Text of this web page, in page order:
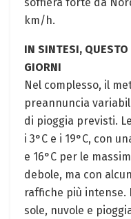
km/h.
IN SINTESI, QUESTO
GIORNI
Nel complesso, il
preannuncia
di pioggia previsti.
i 3°C e i 19°C, con
e 16°C per le
debole, ma con
raffiche più intense.
sole, nuvole e